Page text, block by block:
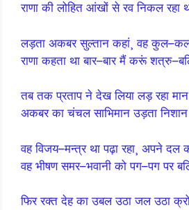
राणा की लोहित आंखों से रव निकल
लड़ता अकबर सुल्तान कहां¸ वह
राणा कहता था बार–बार मैं करूं
तब तक प्रताप ने देख लिया लड़ रहा मान
अकबर का चंचल साभिमान उड़ता
वह विजय–मन्त्र था पढ़ा रहा¸ अपने दल
वह भीषण समर–भवानी को पग–पग पर
फिर रक्त देह का उबल उठा जल उठा